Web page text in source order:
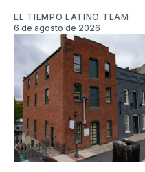
EL TIEMPO LATINO TEAM
6 de agosto de 2026